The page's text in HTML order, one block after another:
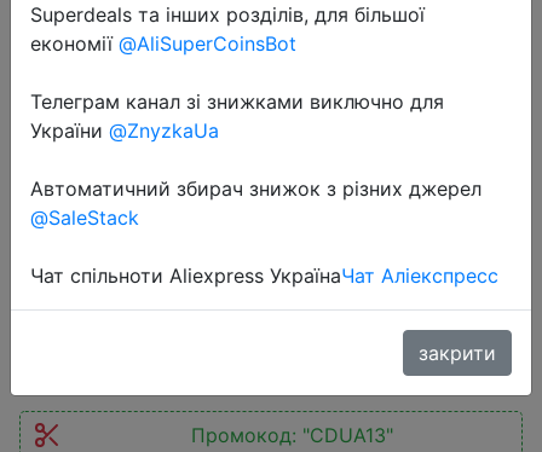
Global Version OnePlus Watch 2R
Smart Watch 1.43” AMOLED
Snapdragon W5 Up to 100 hours of
Battery Life 100+ sports modes
Промокод: "CDUA13"
Superdeals та інших розділів, для більшої
економії @AliSuperCoinsBot
Телеграм канал зі знижками виключно для
України @ZnyzkaUa
Автоматичний збирач знижок з різних джерел
@SaleStack
Чат спільноти Aliexpress УкраїнаЧат Аліекспресс
закрити